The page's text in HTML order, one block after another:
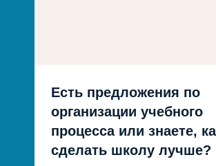
Есть предложения по
организации учебного
процесса или знаете,
сделать школу лучше?